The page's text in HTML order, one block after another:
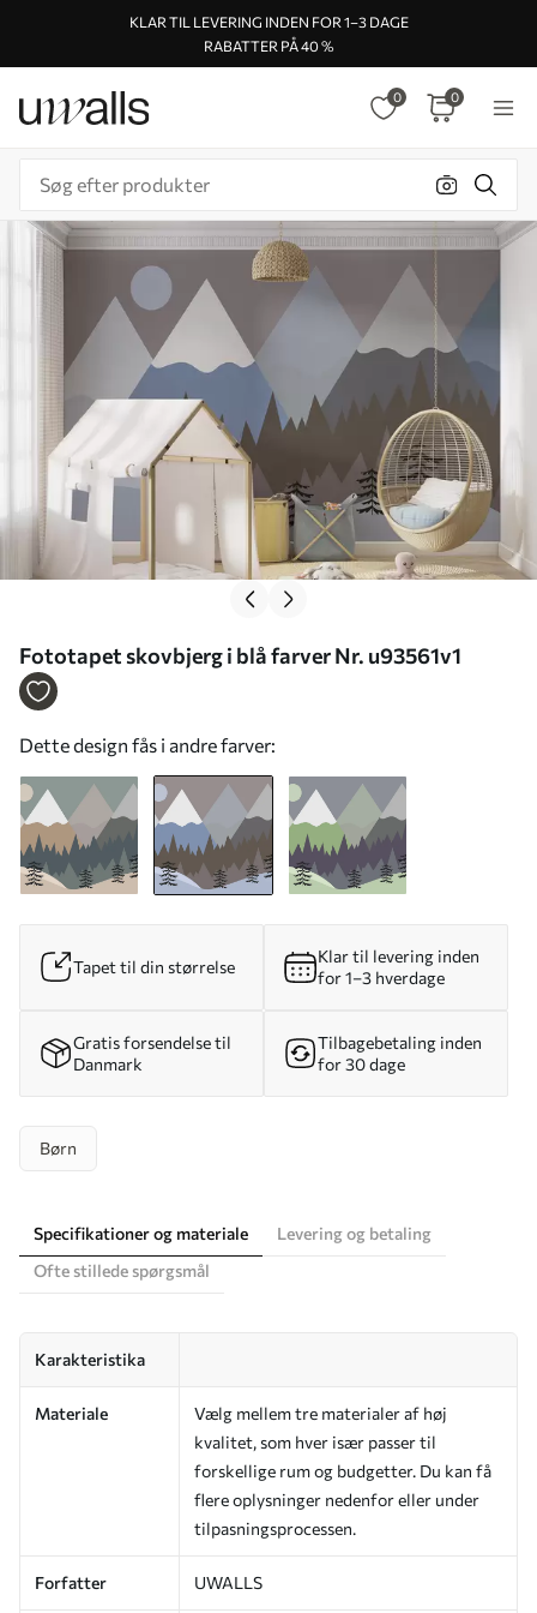
KLAR TIL LEVERING INDEN FOR 1–3 DAGE
RABATTER PÅ 40 %
0 0
Fototapet skovbjerg i blå farver Nr. u93561v1
Dette design fås i andre farver:
Tapet til din størrelse
Klar til levering inden
for 1–3 hverdage
Gratis forsendelse til
Danmark
Tilbagebetaling inden
for 30 dage
Børn
Specifikationer og materiale
Levering og betaling
Ofte stillede spørgsmål
Karakteristika
Materiale
Vælg mellem tre materialer af høj
kvalitet, som hver især passer til
forskellige rum og budgetter. Du kan få
flere oplysninger nedenfor eller under
tilpasningsprocessen.
Forfatter UWALLS